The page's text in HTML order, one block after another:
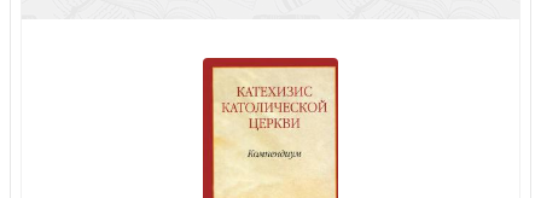
Энциклика о целостном человеческом развитии в любви
и истине